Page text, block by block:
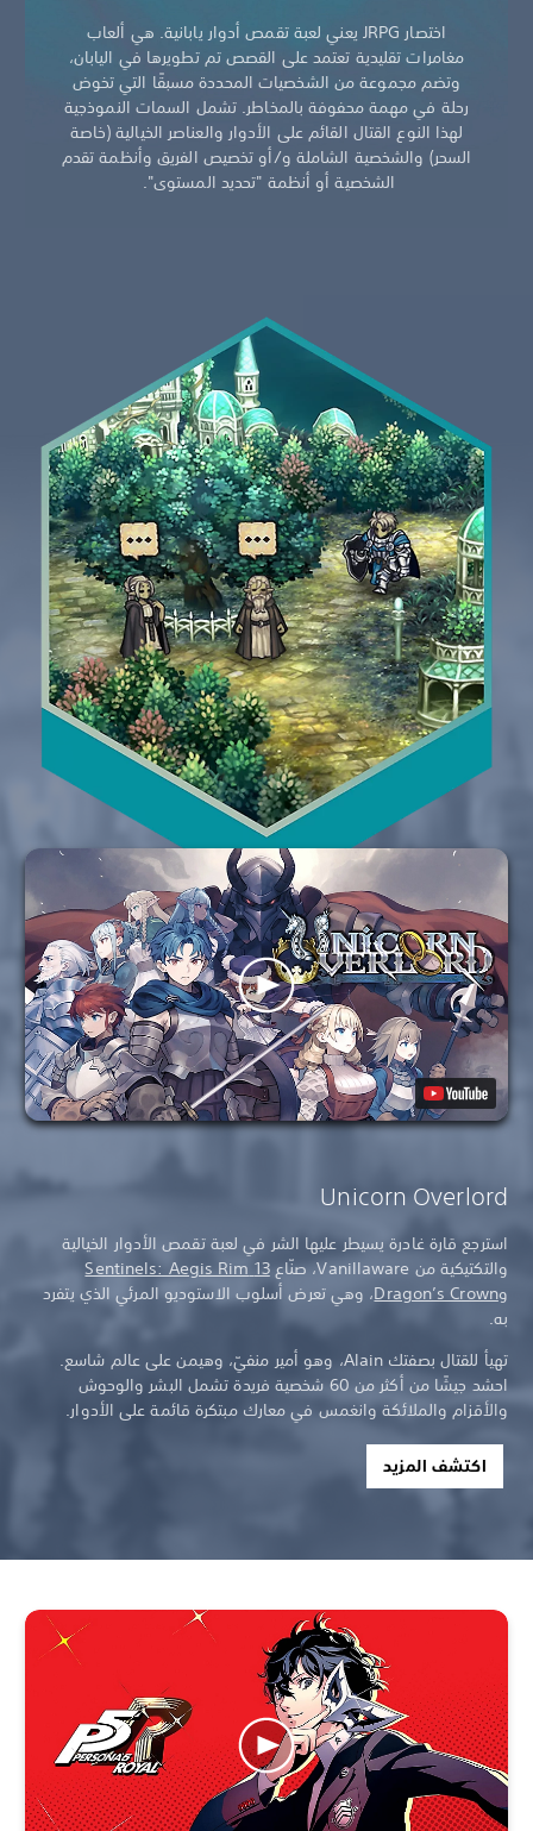
اختصار JRPG يعني لعبة تقمص أدوار يابانية. هي ألعاب
مغامرات تقليدية تعتمد على القصص تم تطويرها في اليابان،
وتضم مجموعة من الشخصيات المحددة مسبقًا التي تخوض
رحلة في مهمة محفوفة بالمخاطر. تشمل السمات النموذجية
لهذا النوع القتال القائم على الأدوار والعناصر الخيالية (خاصة
السحر) والشخصية الشاملة و/أو تخصيص الفريق وأنظمة تقدم
الشخصية أو أنظمة "تحديد المستوى".
Unicorn Overlord
استرجع قارة غادرة يسيطر عليها الشر في لعبة تقمص الأدوار الخيالية
والتكتيكية من Vanillaware، صنّاع
13 Sentinels: Aegis Rim
وDragon’s Crown، وهي تعرض أسلوب الاستوديو المرئي الذي يتفرد
به.
تهيأ للقتال بصفتك Alain، وهو أمير منفيّ، وهيمن على عالم شاسع.
احشد جيشًا من أكثر من 60 شخصية فريدة تشمل البشر والوحوش
والأقزام والملائكة وانغمس في معارك مبتكرة قائمة على الأدوار.
اكتشف المزيد